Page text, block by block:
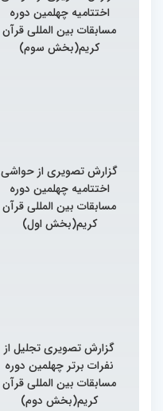
اختتامیه چهلمین دوره
مسابقات بین المللی قرآن
کریم(بخش سوم)
گزارش تصویری از حواشی
اختتامیه چهلمین دوره
مسابقات بین المللی قرآن
کریم(بخش اول)
گزارش تصویری تجلیل از
نفرات برتر چهلمین دوره
مسابقات بین المللی قرآن
کریم(بخش دوم)